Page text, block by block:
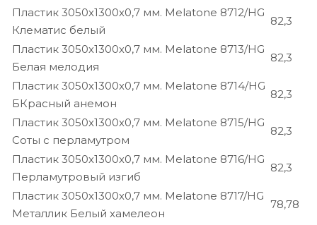
Пластик 3050х1300х0,7 мм. Melatone 8712/HG
Клематис белый
82,3
Пластик 3050х1300х0,7 мм. Melatone 8713/HG
Белая мелодия
82,3
Пластик 3050х1300х0,7 мм. Melatone 8714/HG
БКрасный анемон
82,3
Пластик 3050х1300х0,7 мм. Melatone 8715/HG
Соты с перламутром
82,3
Пластик 3050х1300х0,7 мм. Melatone 8716/HG
Перламутровый изгиб
82,3
Пластик 3050х1300х0,7 мм. Melatone 8717/HG
Металлик Белый хамелеон
78,78